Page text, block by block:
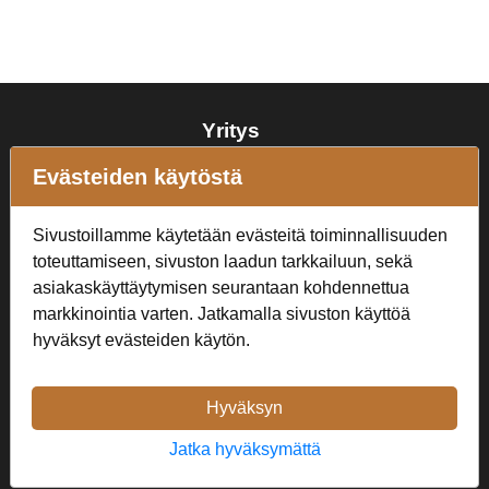
Yritys
Y-tunnus: LY-1439610-6
Asiakaspalvelu
+358 41 537 9381
juta.tuominen@hotmail.com
Aukioloajat
MA - PE 10-18, LA 10-16,
SU suljettu
Evästeiden käytöstä
Sivustoillamme käytetään evästeitä toiminnallisuuden
toteuttamiseen, sivuston laadun tarkkailuun, sekä
asiakaskäyttäytymisen seurantaan kohdennettua
markkinointia varten. Jatkamalla sivuston käyttöä
hyväksyt evästeiden käytön.
Hyväksyn
Jatka hyväksymättä